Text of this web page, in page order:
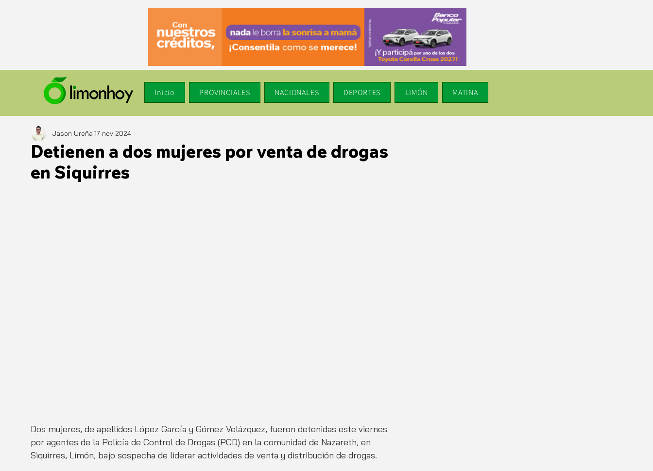
Inicio PROVINCIALES NACIONALES DEPORTES LIMÓN MATINA
Detienen a dos mujeres por venta de drogas
en Siquirres
Jason Ureña 17 nov 2024
Dos mujeres, de apellidos López García y Gómez Velázquez, fueron detenidas este viernes
por agentes de la Policía de Control de Drogas (PCD) en la comunidad de Nazareth, en
Siquirres, Limón, bajo sospecha de liderar actividades de venta y distribución de drogas.